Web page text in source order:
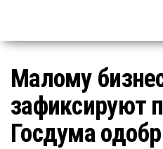
Малому
зафиксируют
Госдума